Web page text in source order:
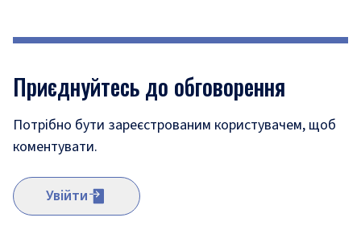
Приєднуйтесь до обговорення
Потрібно бути зареєстрованим користувачем, щоб
коментувати.
Увійти